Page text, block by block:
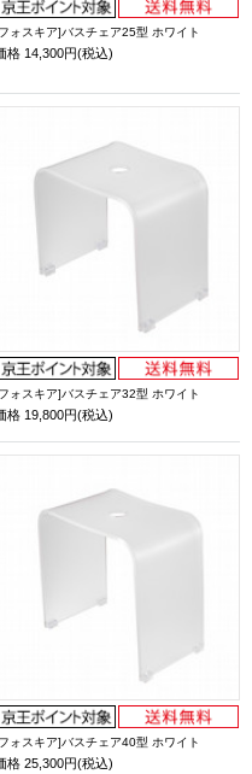
ォスキア]バスチェア25型 ホワイト
格 14,300円(税込)
ォスキア]バスチェア32型 ホワイト
格 19,800円(税込)
ォスキア]バスチェア40型 ホワイト
格 25,300円(税込)